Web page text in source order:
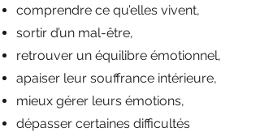
comprendre ce qu’elles vivent,
sortir d’un mal-être,
retrouver un équilibre émotionnel,
apaiser leur souffrance intérieure,
mieux gérer leurs émotions,
dépasser certaines difficultés